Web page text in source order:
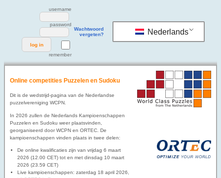
username
password
remember
Wachtwoord
vergeten?
Nederlands
Online competities Puzzelen en Sudoku
Dit is de wedstrijd-pagina van de Nederlandse
puzzelvereniging WCPN.
In 2026 zullen de Nederlands Kampioenschappen
Puzzelen en Sudoku weer plaatsvinden,
georganiseerd door WCPN en ORTEC. De
kampioenschappen vinden plaats in twee delen:
De online kwalificaties zijn van vrijdag 6 maart
2026 (12.00 CET) tot en met dinsdag 10 maart
2026 (23.59 CET)
Live kampioenschappen: zaterdag 18 april 2026,